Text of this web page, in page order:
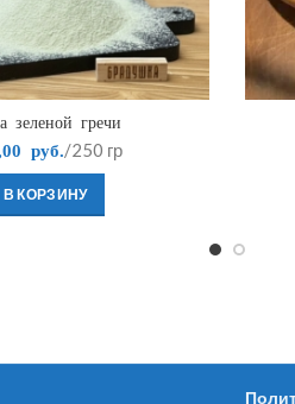
зеленой гречи
руб. /250 гр
В КОРЗИНУ